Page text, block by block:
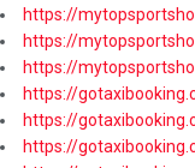
https://
https://
https://
https://
https://
https://